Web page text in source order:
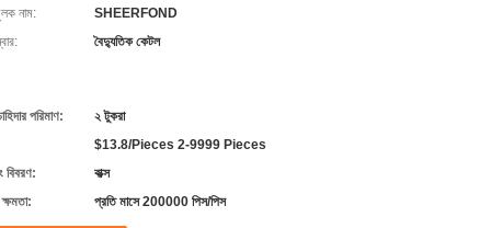
নাম:
SHEERFOND
বৈদ্যুতিক কেটল
পরিমাণ:
২ টুকরা
$13.8/Pieces 2-9999 Pieces
বিবরণ:
বাক্স
প্রতি মাসে 200000 পিস/পিস